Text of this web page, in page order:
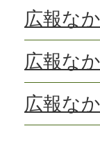
広報な
広報な
広報な